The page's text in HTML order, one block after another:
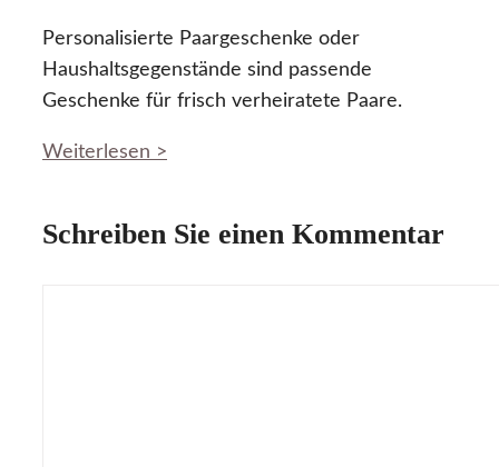
Personalisierte Paargeschenke oder
Haushaltsgegenstände sind passende
Geschenke für frisch verheiratete Paare.
Weiterlesen >
Schreiben Sie einen Kommentar